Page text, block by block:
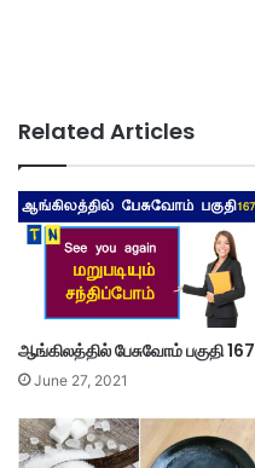
Related Articles
ஆங்கிலத்தில் பேசுவோம் பகுதி 167
June 27, 2021